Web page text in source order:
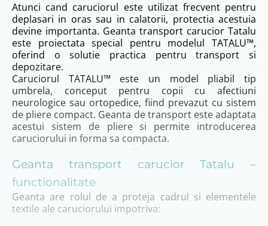
Atunci cand caruciorul este utilizat frecvent pentru
deplasari in oras sau in calatorii, protectia acestuia
devine importanta. Geanta transport carucior Tatalu
este proiectata special pentru modelul TATALU™,
oferind o solutie practica pentru transport si
depozitare.
Caruciorul TATALU™ este un model pliabil tip
umbrela, conceput pentru copii cu afectiuni
neurologice sau ortopedice, fiind prevazut cu sistem
de pliere compact. Geanta de transport este adaptata
acestui sistem de pliere si permite introducerea
caruciorului in forma sa compacta.
Geanta transport carucior Tatalu –
functionalitate
Geanta are rolul de a proteja cadrul si elementele
textile ale caruciorului impotriva: